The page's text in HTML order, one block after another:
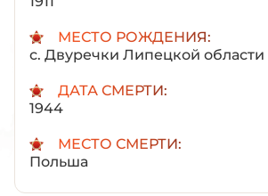
МЕСТО РОЖДЕНИЯ:
с. Двуречки Липецкой области
ДАТА СМЕРТИ:
1944
МЕСТО СМЕРТИ:
Польша